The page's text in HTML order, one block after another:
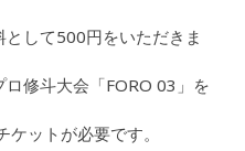
して500円をいただきま
修斗大会「FORO 03」を
ットが必要です。